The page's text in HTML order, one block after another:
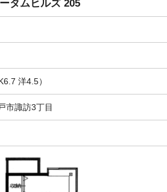
タムヒルズ 205
洋4.5）
市諏訪3丁目